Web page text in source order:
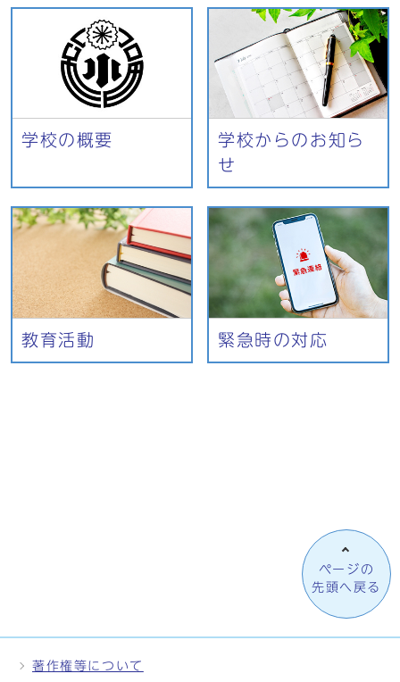
学校の概要
学校からのお知ら
せ
教育活動 緊急時の対応
ページの
先頭へ戻る
著作権等について